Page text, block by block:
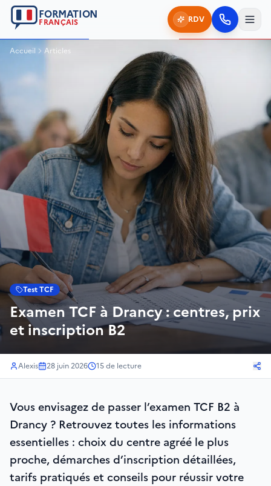
FORMATION
FRANÇAIS RDV
Accueil Articles
Test TCF
Examen TCF à Drancy : centres, prix
et inscription B2
Alexis 28 juin 2026 15de lecture
Vous envisagez de passer l’examen TCF B2 à
Drancy ? Retrouvez toutes les informations
essentielles : choix du centre agréé le plus
proche, démarches d’inscription détaillées,
tarifs pratiqués et conseils pour réussir votre